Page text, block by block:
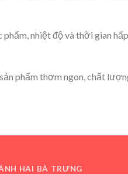
nhiệt độ và thời gian
phẩm thơm ngon, chất
HAI BÀ TRƯNG